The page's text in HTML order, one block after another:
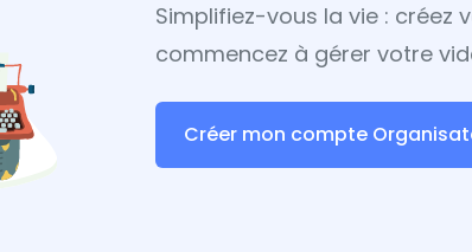
Simplifiez-vous la vie :
commencez à gérer votre
Créer mon compte